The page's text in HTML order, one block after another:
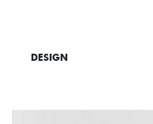
DESIGN